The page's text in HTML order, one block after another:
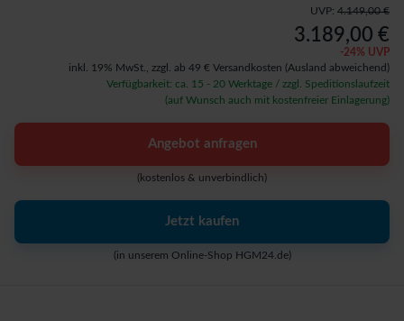
UVP: 4.149,00 €
3.189,00 €
-24% UVP
inkl. 19% MwSt., zzgl. ab 49 € Versandkosten (Ausland abweichend)
Verfügbarkeit: ca. 15 - 20 Werktage / zzgl. Speditionslaufzeit
(auf Wunsch auch mit kostenfreier Einlagerung)
Angebot anfragen
(kostenlos & unverbindlich)
Jetzt kaufen
(in unserem Online-Shop HGM24.de)